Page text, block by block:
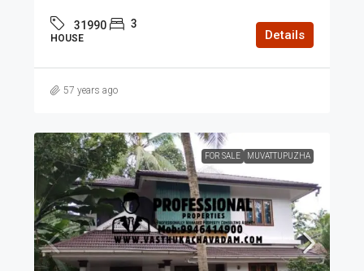
31990 3
HOUSE Details
57 years ago
FOR SALE MUVATTUPUZHA